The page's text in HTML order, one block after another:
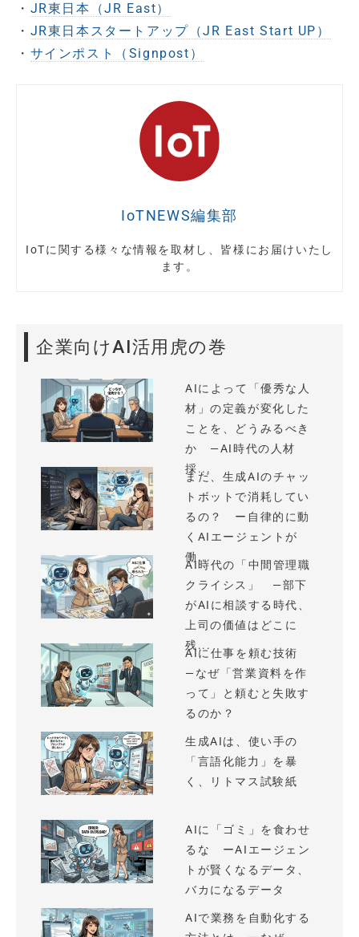
・ JR東日本（JR East）
・ JR東日本スタートアップ（JR East Start UP）
・ サインポスト（Signpost）
IoTNEWS編集部
IoTに関する様々な情報を取材し、皆様にお届けいたし
ます。
企業向けAI活用虎の巻
AIによって「優秀な人
材」の定義が変化した
ことを、どうみるべき
か —AI時代の人材
採...
まだ、生成AIのチャッ
トボットで消耗してい
るの？ ー自律的に動
くAIエージェントが
働...
AI時代の「中間管理職
クライシス」 —部下
がAIに相談する時代、
上司の価値はどこに
残...
AIに仕事を頼む技術
—なぜ「営業資料を作
って」と頼むと失敗す
るのか？
生成AIは、使い手の
「言語化能力」を暴
く、リトマス試験紙
AIに「ゴミ」を食わせ
るな ーAIエージェン
トが賢くなるデータ、
バカになるデータ
AIで業務を自動化する